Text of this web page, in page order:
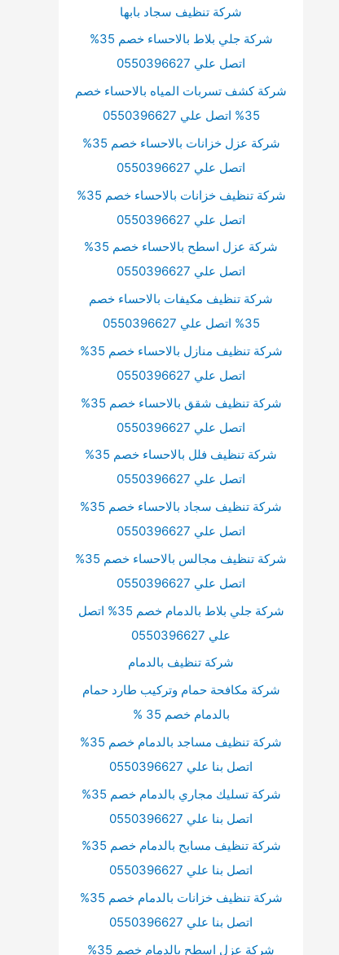
شركة تنظيف سجاد بابها
شركة جلي بلاط بالاحساء خصم 35%
اتصل علي 0550396627
شركة كشف تسربات المياه بالاحساء خصم
35% اتصل علي 0550396627
شركة عزل خزانات بالاحساء خصم 35%
اتصل علي 0550396627
شركة تنظيف خزانات بالاحساء خصم 35%
اتصل علي 0550396627
شركة عزل اسطح بالاحساء خصم 35%
اتصل علي 0550396627
شركة تنظيف مكيفات بالاحساء خصم
35% اتصل علي 0550396627
شركة تنظيف منازل بالاحساء خصم 35%
اتصل علي 0550396627
شركة تنظيف شقق بالاحساء خصم 35%
اتصل علي 0550396627
شركة تنظيف فلل بالاحساء خصم 35%
اتصل علي 0550396627
شركة تنظيف سجاد بالاحساء خصم 35%
اتصل علي 0550396627
شركة تنظيف مجالس بالاحساء خصم 35%
اتصل علي 0550396627
شركة جلي بلاط بالدمام خصم 35% اتصل
علي 0550396627
شركة تنظيف بالدمام
شركة مكافحة حمام وتركيب طارد حمام
بالدمام خصم 35 %
شركة تنظيف مساجد بالدمام خصم 35%
اتصل بنا علي 0550396627
شركة تسليك مجاري بالدمام خصم 35%
اتصل بنا علي 0550396627
شركة تنظيف مسابح بالدمام خصم 35%
اتصل بنا علي 0550396627
شركة تنظيف خزانات بالدمام خصم 35%
اتصل بنا علي 0550396627
شركة عزل اسطح بالدمام خصم 35%